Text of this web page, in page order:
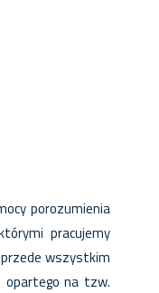
porozumienia
pracujemy
przede wszystkim
opartego na tzw.